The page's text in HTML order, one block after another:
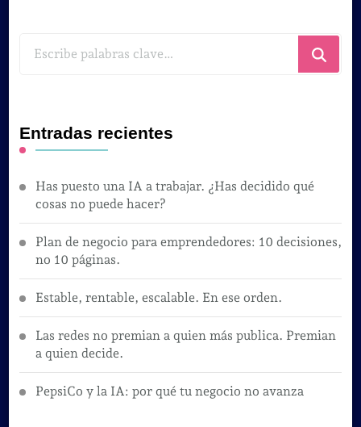
Entradas recientes
Has puesto una IA a trabajar. ¿Has decidido qué
cosas no puede hacer?
Plan de negocio para emprendedores: 10 decisiones,
no 10 páginas.
Estable, rentable, escalable. En ese orden.
Las redes no premian a quien más publica. Premian
a quien decide.
PepsiCo y la IA: por qué tu negocio no avanza